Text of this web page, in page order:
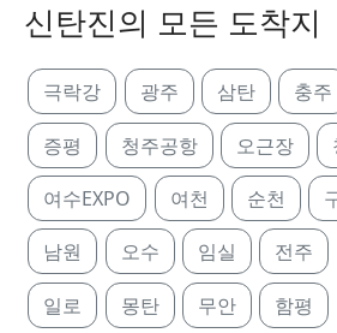
신탄진의 모든 도착지
극락강 광주 삼탄 충주
증평 청주공항 오근장
여수EXPO 여천 순천
남원 오수 임실 전주
일로 몽탄 무안 함평